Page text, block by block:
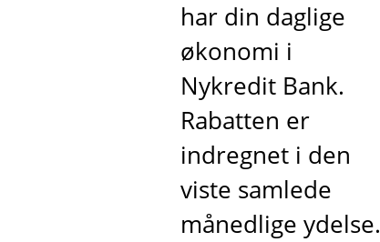
har din daglige
økonomi i
Nykredit Bank.
Rabatten er
indregnet i den
viste samlede
månedlige ydelse.